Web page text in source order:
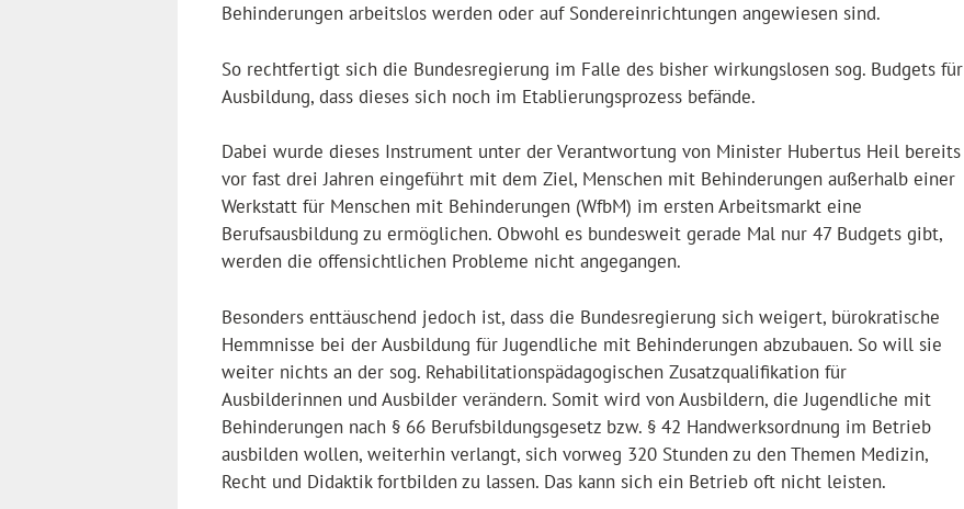
Behinderungen arbeitslos werden oder auf Sondereinrichtungen angewiesen sind.
So rechtfertigt sich die Bundesregierung im Falle des bisher wirkungslosen sog. Budgets für
Ausbildung, dass dieses sich noch im Etablierungsprozess befände.
Dabei wurde dieses Instrument unter der Verantwortung von Minister Hubertus Heil bereits
vor fast drei Jahren eingeführt mit dem Ziel, Menschen mit Behinderungen außerhalb einer
Werkstatt für Menschen mit Behinderungen (WfbM) im ersten Arbeitsmarkt eine
Berufsausbildung zu ermöglichen. Obwohl es bundesweit gerade Mal nur 47 Budgets gibt,
werden die offensichtlichen Probleme nicht angegangen.
Besonders enttäuschend jedoch ist, dass die Bundesregierung sich weigert, bürokratische
Hemmnisse bei der Ausbildung für Jugendliche mit Behinderungen abzubauen. So will sie
weiter nichts an der sog. Rehabilitationspädagogischen Zusatzqualifikation für
Ausbilderinnen und Ausbilder verändern. Somit wird von Ausbildern, die Jugendliche mit
Behinderungen nach § 66 Berufsbildungsgesetz bzw. § 42 Handwerksordnung im Betrieb
ausbilden wollen, weiterhin verlangt, sich vorweg 320 Stunden zu den Themen Medizin,
Recht und Didaktik fortbilden zu lassen. Das kann sich ein Betrieb oft nicht leisten.